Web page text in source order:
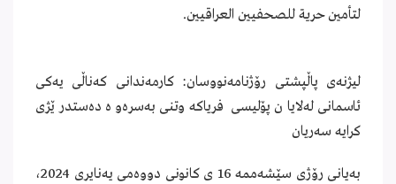
لتأمين حرية للصحفيين العراقيين.
لیژنەی پاڵپشتی رۆژنامەنووسان: كارمەندانی كەناڵی یەكی
ئاسمانی لەلایان پۆلیسی فریاكەوتنی بەسرەوە دەستدرێژی
كرایە سەریان
بەیانی رۆژی سێشەممە 16 ی كانونی دووەمی یەنایری 2024،